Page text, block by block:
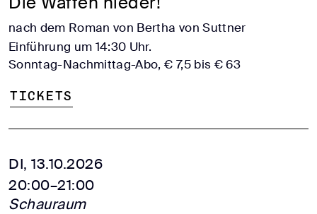
nach dem Roman von Bertha von Suttner
Einführung um 14:30 Uhr.
Sonntag-Nachmittag-Abo, € 7,5 bis € 63
Tickets
DI, 13.10.2026
20:00–21:00
Schauraum